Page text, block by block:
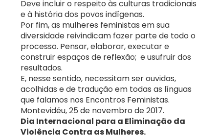
Deve incluir o respeito às culturas tradicionais
e à história dos povos indígenas.
Por fim, as mulheres feministas em sua
diversidade reivindicam fazer parte de todo o
processo. Pensar, elaborar, executar e
construir espaços de reflexão; e usufruir dos
resultados.
E, nesse sentido, necessitam ser ouvidas,
acolhidas e de tradução em todas as línguas
que falamos nos Encontros Feministas.
Montevidéu, 25 de novembro de 2017.
Dia Internacional para a Eliminação da
Violência Contra as Mulheres.